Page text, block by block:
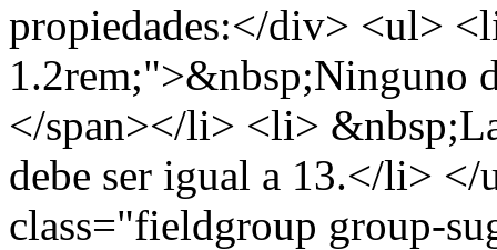
propiedades:</div> <ul>
1.2rem;">&nbsp;Ninguno
</span></li> <li>
debe ser igual a 13.</li>
class="fieldgroup group-